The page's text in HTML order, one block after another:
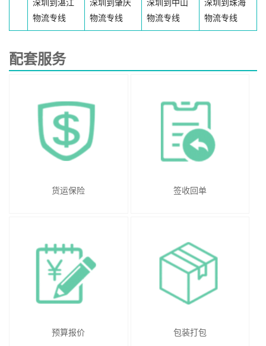
深圳到湛江
物流专线
深圳到肇庆
物流专线
深圳到中山
物流专线
深圳到珠海
物流专线
配套服务
货运保险 签收回单
预算报价 包装打包